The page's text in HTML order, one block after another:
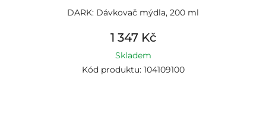
DARK: Dávkovač mýdla, 200 ml
1 347 Kč
Skladem
Kód produktu: 104109100